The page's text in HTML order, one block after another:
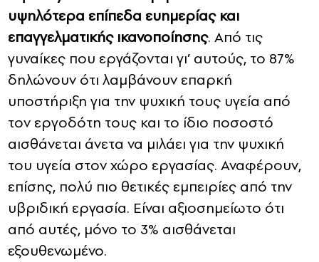
υψηλότερα επίπεδα ευημερίας και
επαγγελματικής ικανοποίησης. Από τις
γυναίκες που εργάζονται γι’ αυτούς, το 87%
δηλώνουν ότι λαμβάνουν επαρκή
υποστήριξη για την ψυχική τους υγεία από
τον εργοδότη τους και το ίδιο ποσοστό
αισθάνεται άνετα να μιλάει για την ψυχική
του υγεία στον χώρο εργασίας. Αναφέρουν,
επίσης, πολύ πιο θετικές εμπειρίες από την
υβριδική εργασία. Είναι αξιοσημείωτο ότι
από αυτές, μόνο το 3% αισθάνεται
εξουθενωμένο.